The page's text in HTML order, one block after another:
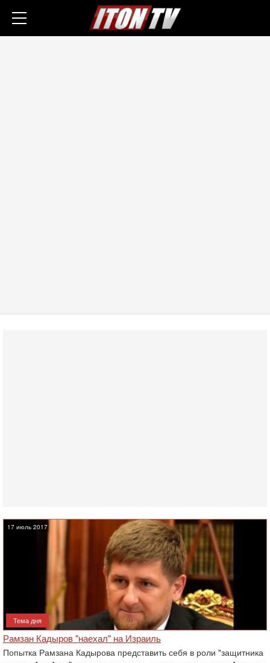
17 июль 2017
Тема дня
Рамзан Кадыров "наехал" на Израиль
Попытка Рамзана Кадырова представить себя в роли "защитника